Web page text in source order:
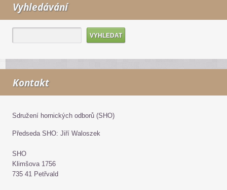
Vyhledávání
Kontakt
Sdružení hornických odborů (SHO)
Předseda SHO: Jiří Waloszek
SHO
Klimšova 1756
735 41 Petřvald